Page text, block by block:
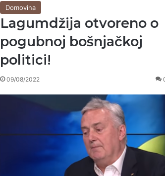
Domovina
Lagumdžija otvoreno o
pogubnoj bošnjačkoj
politici!
09/08/2022